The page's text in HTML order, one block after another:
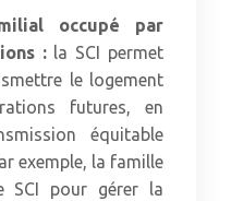
occupé par
: la SCI permet
le logement
futures, en
équitable
exemple, la famille
SCI pour gérer la